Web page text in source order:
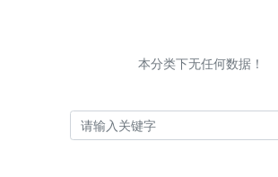
本分类下无任何数据！